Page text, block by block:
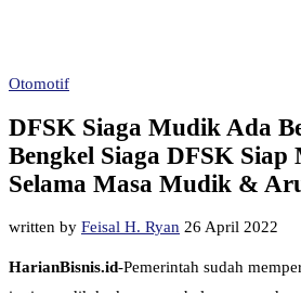
Otomotif
DFSK Siaga Mudik Ada
Bengkel Siaga DFSK Siap
Selama Masa Mudik &
written by Feisal H. Ryan 26 April 2022
HarianBisnis.id-Pemerintah sudah